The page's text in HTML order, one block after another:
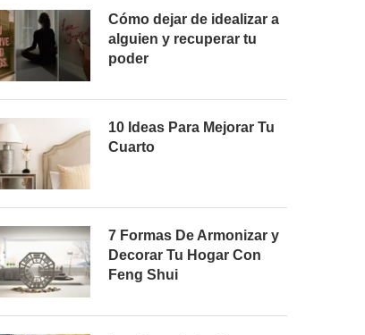
Cómo dejar de idealizar a
alguien y recuperar tu
poder
10 Ideas Para Mejorar Tu
Cuarto
7 Formas De Armonizar y
Decorar Tu Hogar Con
Feng Shui